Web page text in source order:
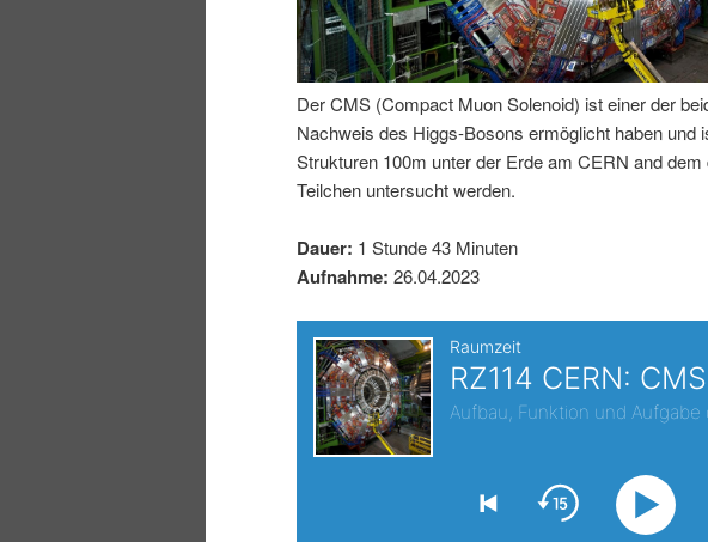
I
l
t
s
p
e
h
a
l
t
Der CMS (Compact Muon Solenoid) ist einer der
Nachweis des Higgs-Bosons ermöglicht haben und
Strukturen 100m unter der Erde am CERN and
Teilchen untersucht werden.
Dauer: 1 Stunde 43 Minuten
Aufnahme: 26.04.2023